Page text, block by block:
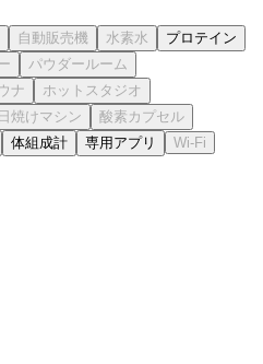
プロテイン
体組成計
専用アプリ